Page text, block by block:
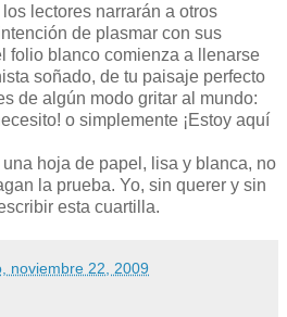
lectores narrarán a otros
de plasmar con sus
folio blanco comienza a llenarse
soñado, de tu paisaje perfecto
de algún modo gritar al mundo:
o simplemente ¡Estoy aquí
hoja de papel, lisa y blanca, no
la prueba. Yo, sin querer y sin
esta cuartilla.
noviembre 22, 2009